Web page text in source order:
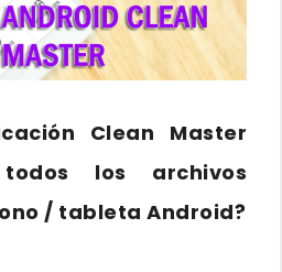
Clean Master
los archivos
/ tableta Android?